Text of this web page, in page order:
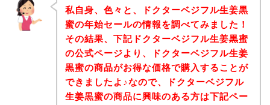
私自身、色々と、ドクターベジフル生姜黒
蜜の年始セールの情報を調べてみました！
その結果、下記ドクターベジフル生姜黒蜜
の公式ページより、ドクターベジフル生姜
黒蜜の商品がお得な価格で購入することが
できましたよ♪なので、ドクターベジフル
生姜黒蜜の商品に興味のある方は下記ペー